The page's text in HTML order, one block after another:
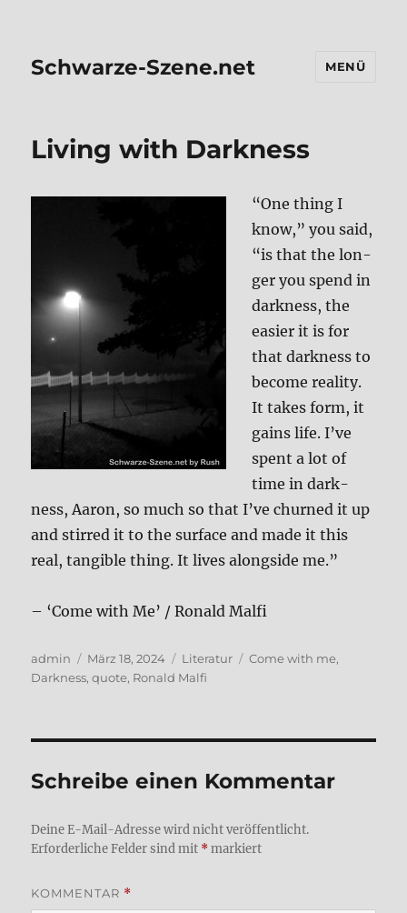
Schwarze-Szene.net MENÜ
Living with Dark­ness
“One thing I
know,” you said,
“is that the lon­
ger you spend in
dark­ness, the
easier it is for
that dark­ness to
beco­me rea­li­ty.
It takes form, it
gains life. I’ve
spent a lot of
time in dark­
ness, Aaron, so much so that I’ve chur­ned it up
and stir­red it to the sur­face and made it this
real, tan­gi­ble thing. It lives along­side me.”
– ‘Come with Me’ / Ronald Mal­fi
Autor
admin
Veröffentlicht
am
März 18, 2024 Kategorien
Literatur Schlagwörter
Come with me,
Darkness,quote, Ronald Malfi
Schreibe einen Kommentar
Deine E-Mail-Adresse wird nicht veröffentlicht.
Erforderliche Felder sind mit *markiert
KOMMENTAR *